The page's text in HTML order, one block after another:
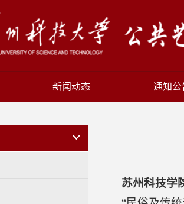
新闻动态 通知公
苏州科技学